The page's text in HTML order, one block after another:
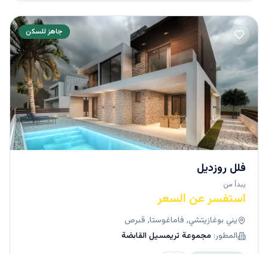
جاهز للسكن
فلل روزديل
يبدأ من
استفسر عن السعر
يني بوغازيتشي, فاماغوستا, قبرص
المطور: مجموعة تريمسيل القابضة